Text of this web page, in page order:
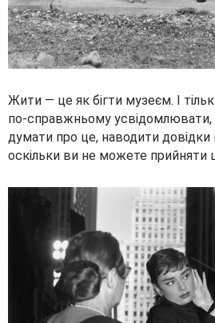
Жити — це як бігти музеєм. І
по-справжньому усвідомлювати,
думати про це, наводити довідки
оскільки ви не можете прийняти